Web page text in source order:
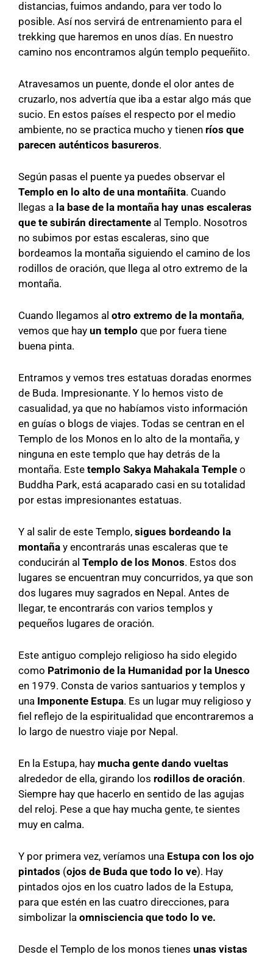
distancias, fuimos andando, para ver todo lo
posible. Así nos servirá de entrenamiento para el
trekking que haremos en unos días. En nuestro
camino nos encontramos algún templo pequeñito.
Atravesamos un puente, donde el olor antes de
cruzarlo, nos advertía que iba a estar algo más que
sucio. En estos países el respecto por el medio
ambiente, no se practica mucho y tienen ríos que
parecen auténticos basureros.
Según pasas el puente ya puedes observar el
Templo en lo alto de una montañita. Cuando
llegas a la base de la montaña hay unas escaleras
que te subirán directamente al Templo. Nosotros
no subimos por estas escaleras, sino que
bordeamos la montaña siguiendo el camino de los
rodillos de oración, que llega al otro extremo de la
montaña.
Cuando llegamos al otro extremo de la montaña,
vemos que hay un templo que por fuera tiene
buena pinta.
Entramos y vemos tres estatuas doradas enormes
de Buda. Impresionante. Y lo hemos visto de
casualidad, ya que no habíamos visto información
en guías o blogs de viajes. Todas se centran en el
Templo de los Monos en lo alto de la montaña, y
ninguna en este templo que hay detrás de la
montaña. Este templo Sakya Mahakala Temple o
Buddha Park, está acaparado casi en su totalidad
por estas impresionantes estatuas.
Y al salir de este Templo, sigues bordeando la
montaña y encontrarás unas escaleras que te
conducirán al Templo de los Monos. Estos dos
lugares se encuentran muy concurridos, ya que son
dos lugares muy sagrados en Nepal. Antes de
llegar, te encontrarás con varios templos y
pequeños lugares de oración.
Este antiguo complejo religioso ha sido elegido
como Patrimonio de la Humanidad por la Unesco
en 1979. Consta de varios santuarios y templos y
una Imponente Estupa. Es un lugar muy religioso y
fiel reflejo de la espiritualidad que encontraremos a
lo largo de nuestro viaje por Nepal.
En la Estupa, hay mucha gente dando vueltas
alrededor de ella, girando los rodillos de oración.
Siempre hay que hacerlo en sentido de las agujas
del reloj. Pese a que hay mucha gente, te sientes
muy en calma.
Y por primera vez, veríamos una Estupa con los ojo
pintados (ojos de Buda que todo lo ve). Hay
pintados ojos en los cuatro lados de la Estupa,
para que estén en las cuatro direcciones, para
simbolizar la omnisciencia que todo lo ve.
Desde el Templo de los monos tienes unas vistas